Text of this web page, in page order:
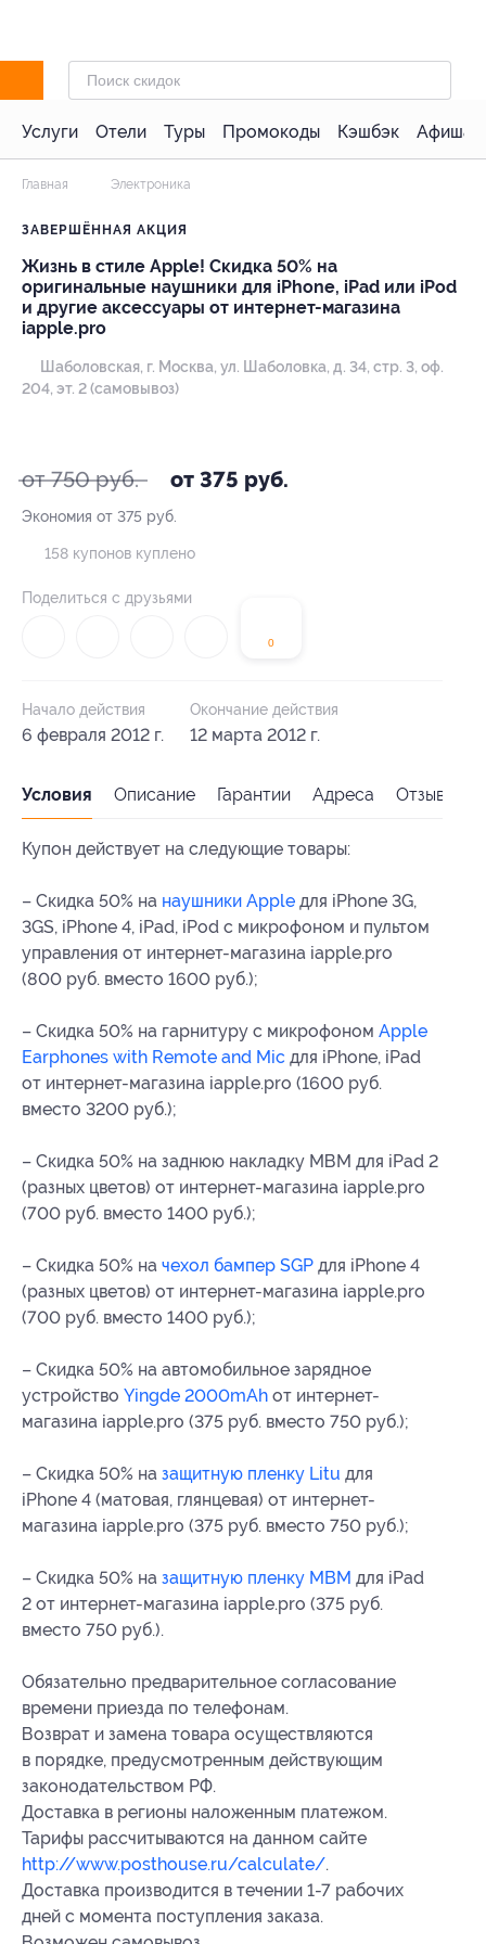
Услуги Отели Туры Промокоды Кэшбэк Афиша
Главная Электроника
ЗАВЕРШЁННАЯ АКЦИЯ
Жизнь в стиле Apple! Скидка 50% на
оригинальные наушники для iPhone, iPad или iPod
и другие аксессуары от интернет-магазина
iapple.pro
Шаболовская, г. Москва, ул. Шаболовка, д. 34, стр. 3, оф.
204, эт. 2 (самовывоз)
от 750 руб. от 375 руб.
Экономия от 375 руб.
0
158 купонов куплено
Поделиться с друзьями
Начало действия
6 февраля 2012 г.
Окончание действия
12 марта 2012 г.
Условия Описание Гарантии Адреса Отзывы
Купон действует на следующие товары:
– Скидка 50% на наушники Apple для iPhone 3G,
3GS, iPhone 4, iPad, iPod с микрофоном и пультом
управления от интернет-магазина iapple.pro
(800 руб. вместо 1600 руб.);
– Скидка 50% на гарнитуру с микрофоном Apple
Earphones with Remote and Mic для iPhone, iPad
от интернет-магазина iapple.pro (1600 руб.
вместо 3200 руб.);
– Скидка 50% на заднюю накладку МВМ для iPad 2
(разных цветов) от интернет-магазина iapple.pro
(700 руб. вместо 1400 руб.);
– Скидка 50% на чехол бампер SGP для iPhone 4
(разных цветов) от интернет-магазина iapple.pro
(700 руб. вместо 1400 руб.);
– Скидка 50% на автомобильное зарядное
устройство Yingde 2000mAh от интернет-
магазина iapple.pro (375 руб. вместо 750 руб.);
– Скидка 50% на защитную пленку Litu для
iPhone 4 (матовая, глянцевая) от интернет-
магазина iapple.pro (375 руб. вместо 750 руб.);
– Скидка 50% на защитную пленку MBM для iPad
2 от интернет-магазина iapple.pro (375 руб.
вместо 750 руб.).
Обязательно предварительное согласование
времени приезда по телефонам.
Возврат и замена товара осуществляются
в порядке, предусмотренным действующим
законодательством РФ.
Доставка в регионы наложенным платежом.
Тарифы рассчитываются на данном сайте
http://www.posthouse.ru/calculate/.
Доставка производится в течении 1-7 рабочих
дней с момента поступления заказа.